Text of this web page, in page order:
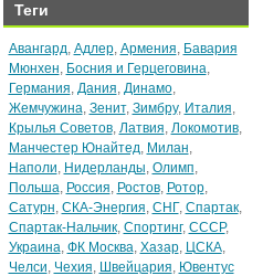
Теги
Авангард, Адлер, Армения, Бавария
Мюнхен, Босния и Герцеговина,
Германия, Дания, Динамо,
Жемчужина, Зенит, Зимбру, Италия,
Крылья Советов, Латвия, Локомотив,
Манчестер Юнайтед, Милан,
Наполи, Нидерланды, Олимп,
Польша, Россия, Ростов, Ротор,
Сатурн, СКА-Энергия, СНГ, Спартак,
Спартак-Нальчик, Спортинг, СССР,
Украина, ФК Москва, Хазар, ЦСКА,
Челси, Чехия, Швейцария, Ювентус